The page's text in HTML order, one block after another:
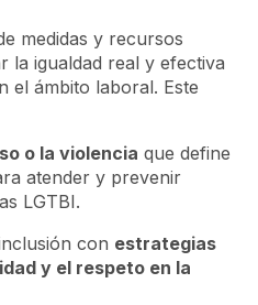
medidas y recursos
la igualdad real y efectiva
el ámbito laboral. Este
o la violencia que define
atender y prevenir
LGTBI.
con estrategias
y el respeto en la